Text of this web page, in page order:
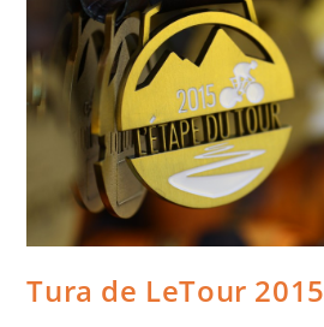
Tura de LeTour 2015